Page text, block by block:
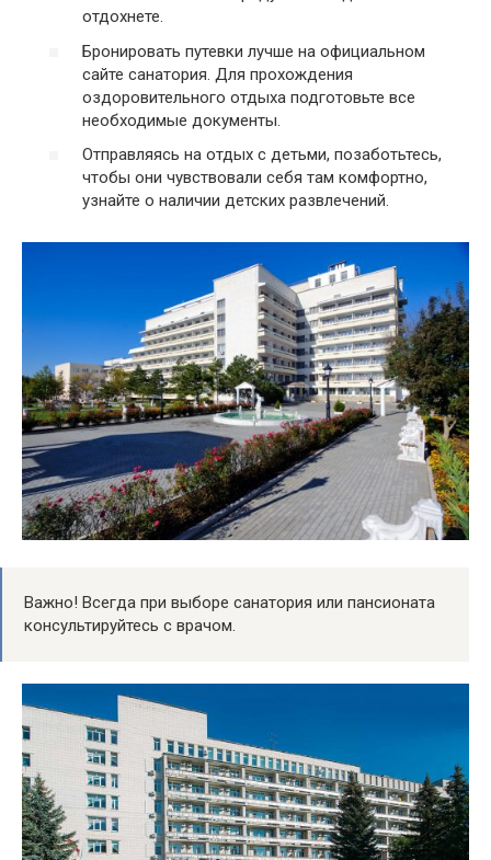
отдохнете.
Бронировать путевки лучше на официальном
сайте санатория. Для прохождения
оздоровительного отдыха подготовьте все
необходимые документы.
Отправляясь на отдых с детьми, позаботьтесь,
чтобы они чувствовали себя там комфортно,
узнайте о наличии детских развлечений.
Важно! Всегда при выборе санатория или пансионата
консультируйтесь с врачом.